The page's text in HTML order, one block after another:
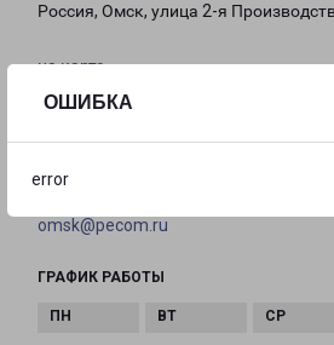
ОШИБКА
error
Россия, Омск, улица 2-я
на карте
+7(3812) 37-84-32
omsk@pecom.ru
ГРАФИК РАБОТЫ